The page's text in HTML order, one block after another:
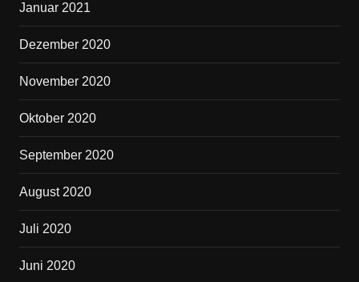
Januar 2021
Dezember 2020
November 2020
Oktober 2020
September 2020
August 2020
Juli 2020
Juni 2020